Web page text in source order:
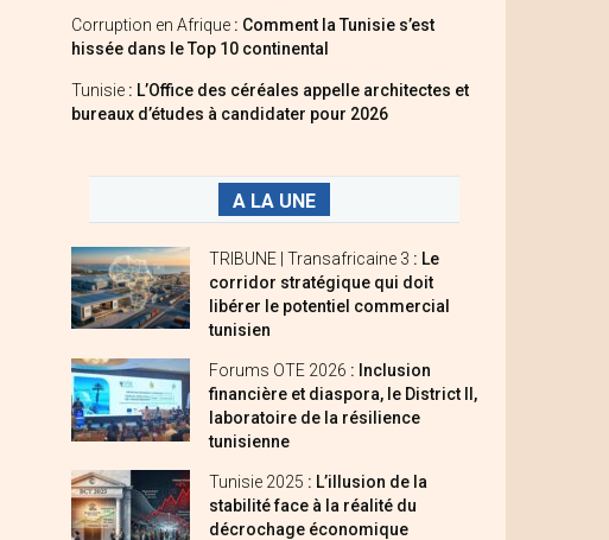
Corruption en Afrique : Comment la Tunisie s’est
hissée dans le Top 10 continental
Tunisie : L’Office des céréales appelle architectes et
bureaux d’études à candidater pour 2026
A LA UNE
TRIBUNE | Transafricaine 3 : Le
corridor stratégique qui doit
libérer le potentiel commercial
tunisien
Forums OTE 2026 : Inclusion
financière et diaspora, le District II,
laboratoire de la résilience
tunisienne
Tunisie 2025 : L’illusion de la
stabilité face à la réalité du
décrochage économique